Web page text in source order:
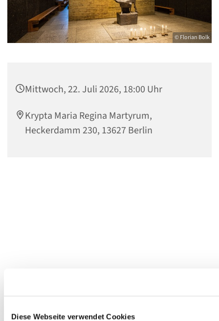
Diese Webseite verwendet Cookies
© Florian Bolk
Mittwoch, 22. Juli 2026, 18:00 Uhr
Krypta Maria Regina Martyrum,
Heckerdamm 230, 13627 Berlin